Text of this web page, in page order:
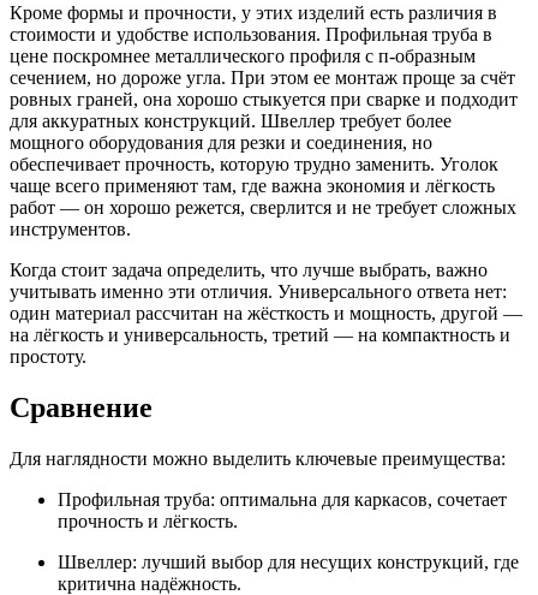
Кроме формы и прочности, у этих изделий есть различия в
стоимости и удобстве использования. Профильная труба в
цене поскромнее металлического профиля с п-образным
сечением, но дороже угла. При этом ее монтаж проще за счёт
ровных граней, она хорошо стыкуется при сварке и подходит
для аккуратных конструкций. Швеллер требует более
мощного оборудования для резки и соединения, но
обеспечивает прочность, которую трудно заменить. Уголок
чаще всего применяют там, где важна экономия и лёгкость
работ — он хорошо режется, сверлится и не требует сложных
инструментов.
Когда стоит задача определить, что лучше выбрать, важно
учитывать именно эти отличия. Универсального ответа нет:
один материал рассчитан на жёсткость и мощность, другой —
на лёгкость и универсальность, третий — на компактность и
простоту.
Сравнение
Для наглядности можно выделить ключевые преимущества:
Профильная труба: оптимальна для каркасов, сочетает
прочность и лёгкость.
Швеллер: лучший выбор для несущих конструкций, где
критична надёжность.